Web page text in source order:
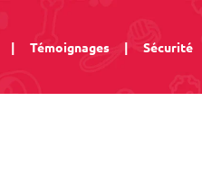
| Témoignages | Sécurité